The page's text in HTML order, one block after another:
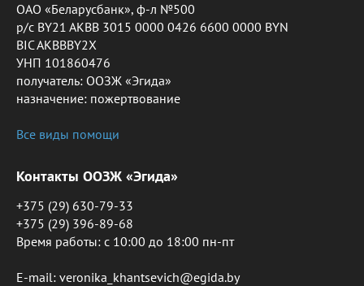
ОАО «Беларусбанк», ф-л №500
р/с BY21 AKBB 3015 0000 0426 6600 0000 BYN
BIC AKBBBY2X
УНП 101860476
получатель: ООЗЖ «Эгида»
назначение: пожертвование
Все виды помощи
Контакты ООЗЖ «Эгида»
+375 (29) 630-79-33
+375 (29) 396-89-68
Время работы: c 10:00 до 18:00 пн-пт
E-mail: veronika_khantsevich@egida.by